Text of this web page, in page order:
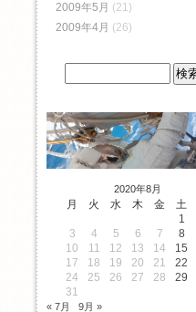
2009年5月 (21)
2009年4月 (26)
2020年8月
月 火 水 木 金 土
1
3
4 5 6 7 8
10
11 12 13 14 15
17
18 19 20 21 22
24
25 26 27 28 29
31
« 7月 9月 »